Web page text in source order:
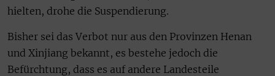
hielten, drohe die Suspendierung.
Bisher sei das Verbot nur aus den Provinzen Henan
und Xinjiang bekannt, es bestehe jedoch die
Befürchtung, dass es auf andere Landesteile